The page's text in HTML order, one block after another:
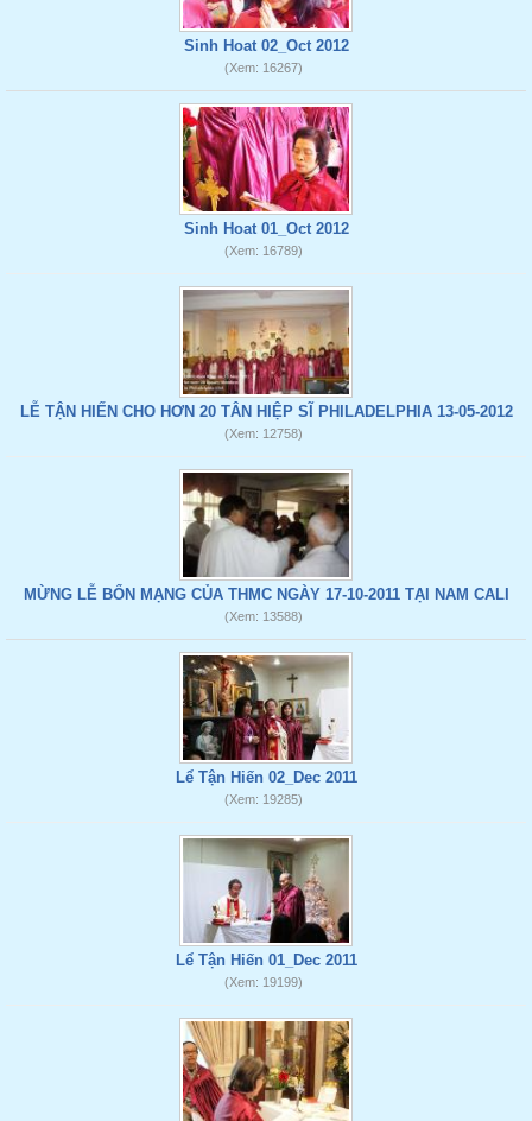
Sinh Hoat 02_Oct 2012
(Xem: 16267)
Sinh Hoat 01_Oct 2012
(Xem: 16789)
LỄ TẬN HIẾN CHO HƠN 20 TÂN HIỆP SĨ PHILADELPHIA 13-05-2012
(Xem: 12758)
MỪNG LỄ BỔN MẠNG CỦA THMC NGÀY 17-10-2011 TẠI NAM CALI
(Xem: 13588)
Lể Tận Hiến 02_Dec 2011
(Xem: 19285)
Lể Tận Hiến 01_Dec 2011
(Xem: 19199)